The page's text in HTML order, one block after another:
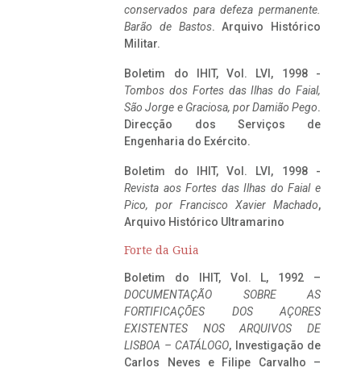
conservados para defeza permanente.
Barão de Bastos. Arquivo Histórico
Militar.
Boletim do IHIT, Vol. LVI, 1998 -
Tombos dos Fortes das Ilhas do Faial,
São Jorge e Graciosa, por Damião Pego.
Direcção dos Serviços de
Engenharia do Exército.
Boletim do IHIT, Vol. LVI, 1998 -
Revista aos Fortes das Ilhas do Faial e
Pico, por Francisco Xavier Machado,
Arquivo Histórico Ultramarino
Forte da Guia
Boletim do IHIT, Vol. L, 1992 –
DOCUMENTAÇÃO SOBRE AS
FORTIFICAÇÕES DOS AÇORES
EXISTENTES NOS ARQUIVOS DE
LISBOA – CATÁLOGO, Investigação de
Carlos Neves e Filipe Carvalho –